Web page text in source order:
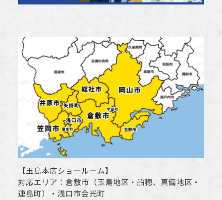
【玉島本店ショールーム】
対応エリア： 倉敷市 （玉島地区・船穂、真備地区・
連島町）・ 浅口市金光町